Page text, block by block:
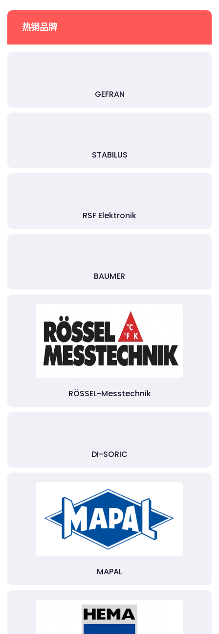
热销品牌
GEFRAN
STABILUS
RSF Elektronik
BAUMER
RÖSSEL-Messtechnik
DI-SORIC
MAPAL